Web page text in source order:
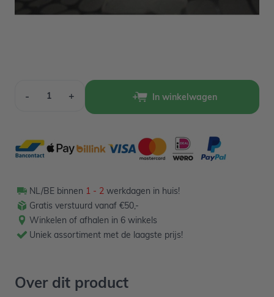
1,29 Verpakt per 24 stuks
- + In winkelwagen
NL/BE binnen 1 - 2 werkdagen in huis!
Gratis verstuurd vanaf €50,-
Winkelen of afhalen in 6 winkels
Uniek assortiment met de laagste prijs!
Over dit product